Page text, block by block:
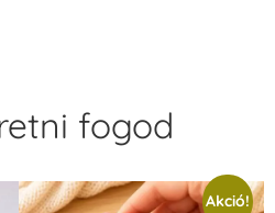
fogod
Akció!